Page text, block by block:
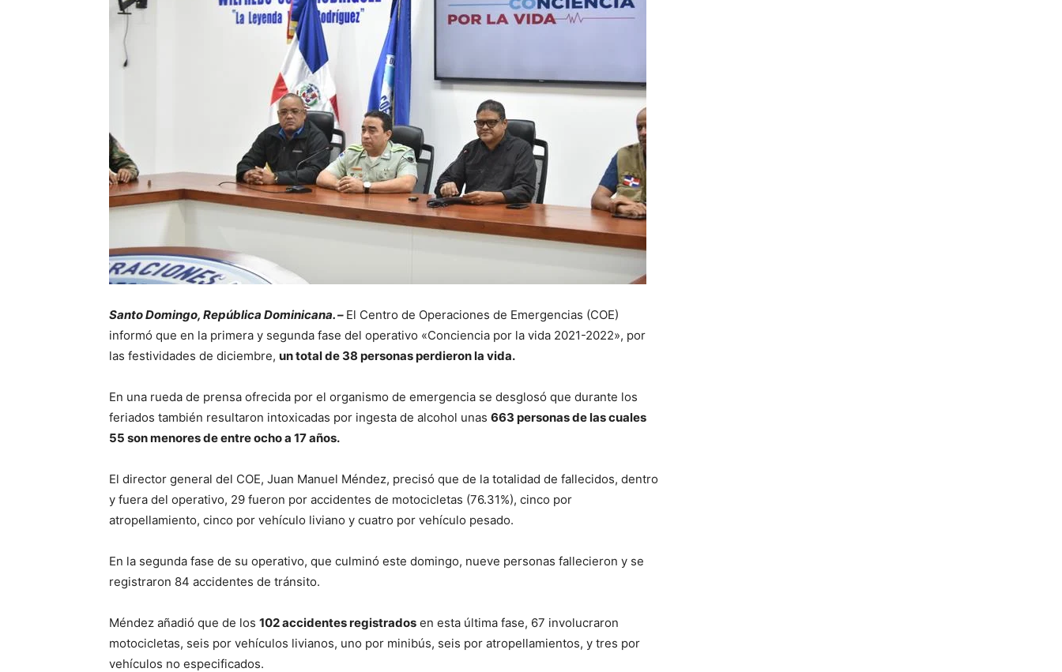
Santo Domingo, República Dominicana. – El Centro de Operaciones de Emergencias (COE)
informó que en la primera y segunda fase del operativo «Conciencia por la vida 2021-2022», por
las festividades de diciembre, un total de 38 personas perdieron la vida.
En una rueda de prensa ofrecida por el organismo de emergencia se desglosó que durante los
feriados también resultaron intoxicadas por ingesta de alcohol unas 663 personas de las cuales
55 son menores de entre ocho a 17 años.
El director general del COE, Juan Manuel Méndez, precisó que de la totalidad de fallecidos, dentro
y fuera del operativo, 29 fueron por accidentes de motocicletas (76.31%), cinco por
atropellamiento, cinco por vehículo liviano y cuatro por vehículo pesado.
En la segunda fase de su operativo, que culminó este domingo, nueve personas fallecieron y se
registraron 84 accidentes de tránsito.
Méndez añadió que de los 102 accidentes registrados en esta última fase, 67 involucraron
motocicletas, seis por vehículos livianos, uno por minibús, seis por atropellamientos, y tres por
vehículos no especificados.